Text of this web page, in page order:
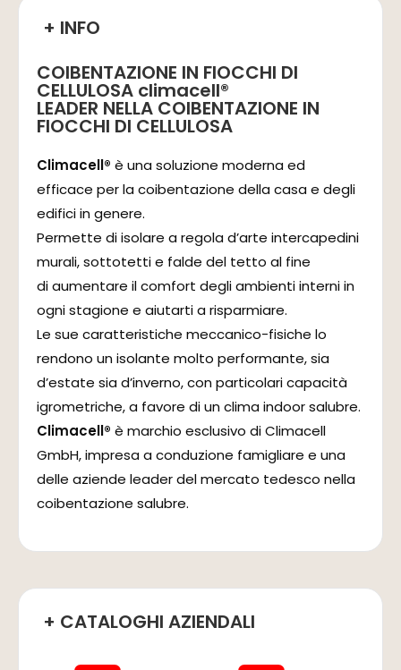
+ INFO
COIBENTAZIONE IN FIOCCHI DI
CELLULOSA climacell®
LEADER NELLA COIBENTAZIONE IN
FIOCCHI DI CELLULOSA
Climacell® è una soluzione moderna ed
efficace per la coibentazione della casa e degli
edifici in genere.
Permette di isolare a regola d’arte intercapedini
murali, sottotetti e falde del tetto al fine
di aumentare il comfort degli ambienti interni in
ogni stagione e aiutarti a risparmiare.
Le sue caratteristiche meccanico-fisiche lo
rendono un isolante molto performante, sia
d’estate sia d’inverno, con particolari capacità
igrometriche, a favore di un clima indoor salubre.
Climacell® è marchio esclusivo di Climacell
GmbH, impresa a conduzione famigliare e una
delle aziende leader del mercato tedesco nella
coibentazione salubre.
+ CATALOGHI AZIENDALI